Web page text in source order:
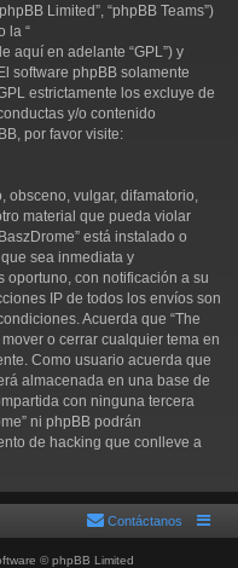
Limited”, “phpBB Teams”)
la “
aquí en adelante “GPL”) y
El software phpBB solamente
estrictamente los excluye de
y/o contenido
por favor visite:
vulgar, difamatorio,
material que pueda violar
está instalado o
sea inmediata y
oportuno, con notificación a su
IP de todos los envíos son
Acuerda que “The
o cerrar cualquier tema en
Como usuario acuerda que
almacenada en una base de
con ninguna tercera
ni phpBB podrán
de hacking que conlleve a
Contáctanos
© phpBB Limited